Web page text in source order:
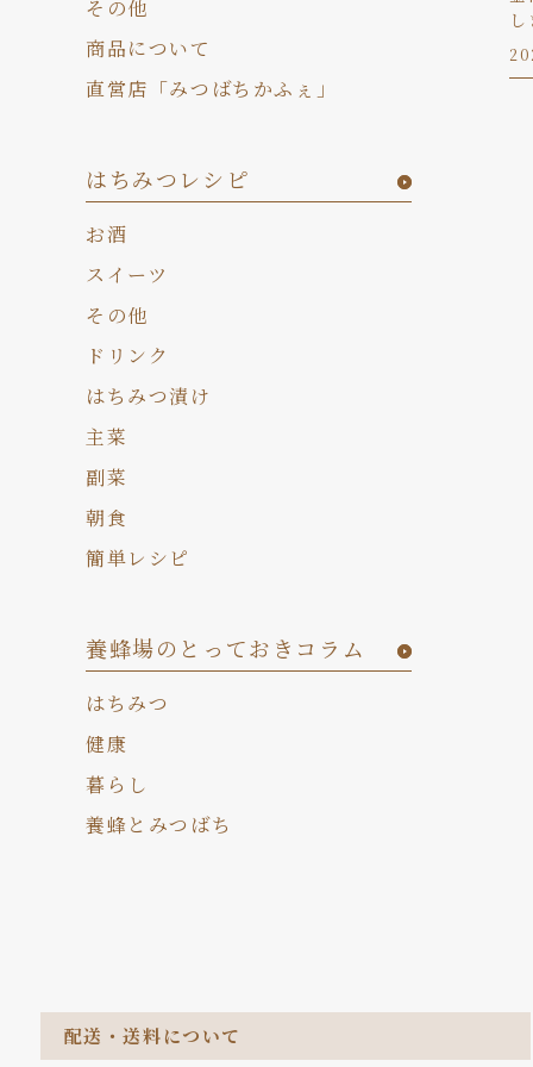
その他
商品について
直営店「みつばちかふぇ」
はちみつレシピ
お酒
スイーツ
その他
ドリンク
はちみつ漬け
主菜
副菜
朝食
簡単レシピ
養蜂場のとっておきコラム
はちみつ
健康
暮らし
養蜂とみつばち
し
配送・送料について